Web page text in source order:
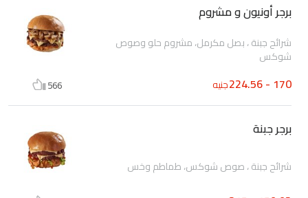
برجر أونيون و مشروم
شرائح جبنة ، بصل مكرمل، مشروم حلو وصوص
شوكس
170 - 224.56 جنيه 566
برجر جبنة
شرائح جبنة ، صوص شوكس، طماطم وخس